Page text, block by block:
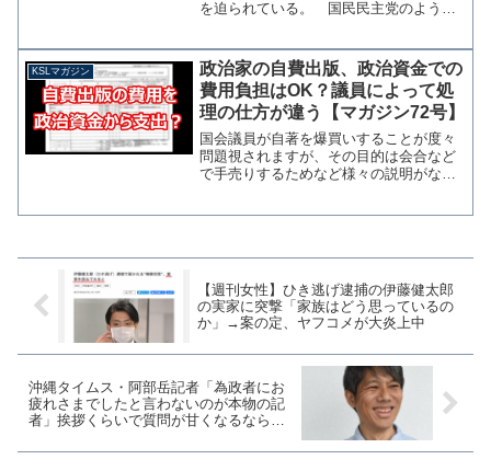
を迫られている。 国民民主党のように
委員長会談を開催しないことを決めるな
ど、選挙前のように共産党...
KSLマガジン
政治家の自費出版、政治資金での
費用負担はOK？議員によって処
理の仕方が違う【マガジン72号】
国会議員が自著を爆買いすることが度々
問題視されますが、その目的は会合など
で手売りするためなど様々の説明がなさ
【週刊女性】ひき逃げ逮捕の伊藤健太郎
の実家に突撃「家族はどう思っているの
か」→案の定、ヤフコメが大炎上中
沖縄タイムス・阿部岳記者「為政者にお
疲れさまでしたと言わないのが本物の記
者」挨拶くらいで質問が甘くなるなら記